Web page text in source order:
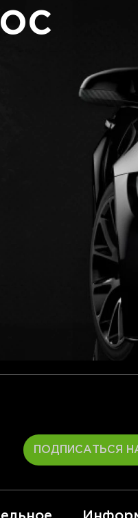
ПОДПИСАТЬСЯ